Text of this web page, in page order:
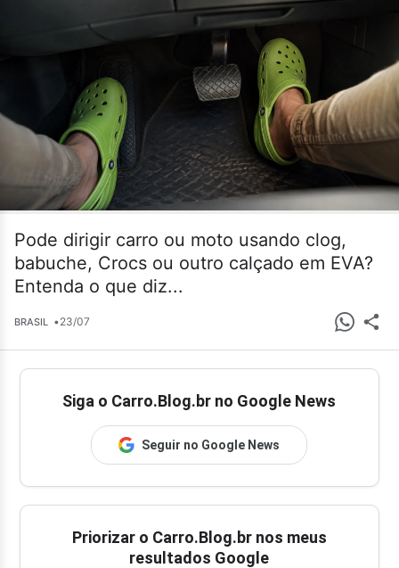
Pode dirigir carro ou moto usando clog,
babuche, Crocs ou outro calçado em EVA?
Entenda o que diz...
BRASIL •23/07
Siga o Carro.Blog.br no Google News
Seguir no Google News
Priorizar o Carro.Blog.br nos meus
resultados Google